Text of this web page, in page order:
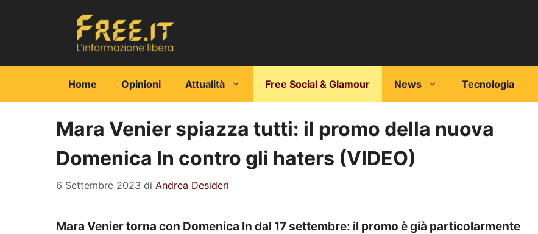
Home Opinioni Attualità Free Social & Glamour News Tecnologia
Mara Venier spiazza tutti: il promo della nuova
Domenica In contro gli haters (VIDEO)
6 Settembre 2023 di Andrea Desideri
Mara Venier torna con Domenica In dal 17 settembre: il promo è già particolarmente